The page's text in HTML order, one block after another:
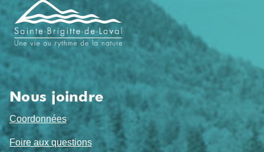
de
pied
de
page
Nous joindre
Coordonnées
Foire aux questions